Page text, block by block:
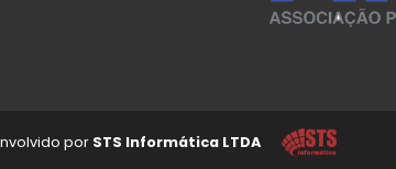
por STS Informática LTDA